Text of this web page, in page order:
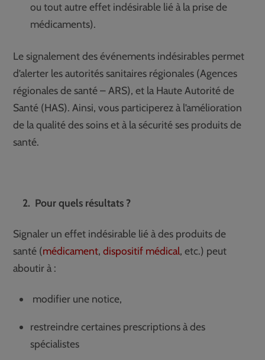
ou tout autre effet indésirable lié à la prise de
médicaments).
Le signalement des événements indésirables permet
d’alerter les autorités sanitaires régionales (Agences
régionales de santé – ARS), et la Haute Autorité de
Santé (HAS). Ainsi, vous participerez à l’amélioration
de la qualité des soins et à la sécurité ses produits de
santé.
2. Pour quels résultats ?
Signaler un effet indésirable lié à des produits de
santé (médicament,dispositif médical, etc.) peut
aboutir à :
modifier une notice,
restreindre certaines prescriptions à des
spécialistes